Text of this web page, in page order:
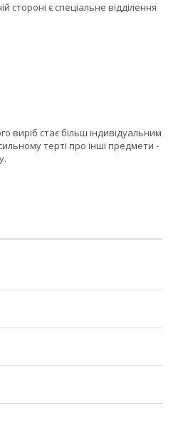
є спеціальне відділення
виріб стає більш індивідуальним
терті про інші предмети -